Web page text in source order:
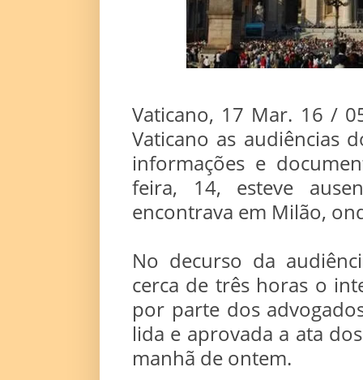
Vaticano, 17 Mar. 16 /
Vaticano as audiências
informações e
feira, 14, esteve
encontrava em Milão,
No decurso da
cerca de três horas o
por parte dos
lida e aprovada a ata
manhã de ontem.